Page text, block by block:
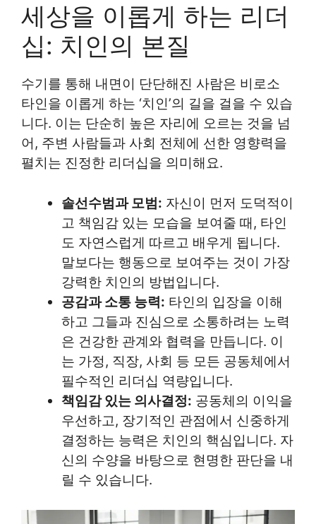
세상을 이롭게 하는 리더
십: 치인의 본질
수기를 통해 내면이 단단해진 사람은 비로소
타인을 이롭게 하는 ‘치인’의 길을 걸을 수 있습
니다. 이는 단순히 높은 자리에 오르는 것을 넘
어, 주변 사람들과 사회 전체에 선한 영향력을
펼치는 진정한 리더십을 의미해요.
솔선수범과 모범: 자신이 먼저 도덕적이
고 책임감 있는 모습을 보여줄 때, 타인
도 자연스럽게 따르고 배우게 됩니다.
말보다는 행동으로 보여주는 것이 가장
강력한 치인의 방법입니다.
공감과 소통 능력: 타인의 입장을 이해
하고 그들과 진심으로 소통하려는 노력
은 건강한 관계와 협력을 만듭니다. 이
는 가정, 직장, 사회 등 모든 공동체에서
필수적인 리더십 역량입니다.
책임감 있는 의사결정: 공동체의 이익을
우선하고, 장기적인 관점에서 신중하게
결정하는 능력은 치인의 핵심입니다. 자
신의 수양을 바탕으로 현명한 판단을 내
릴 수 있습니다.